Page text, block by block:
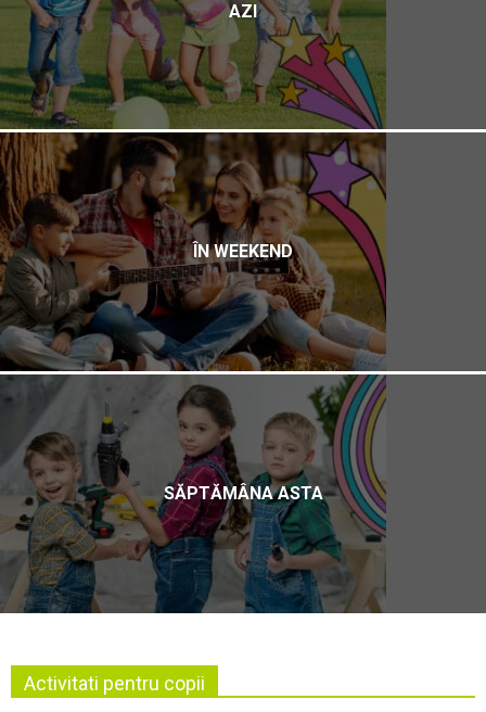
AZI
ÎN WEEKEND
SĂPTĂMÂNA ASTA
Activitati pentru copii